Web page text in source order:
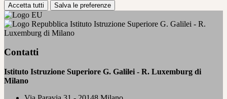
Accetta tutti Salva le preferenze
Istituto Istruzione Superiore G. Galilei - R.
Luxemburg di Milano
Contatti
Istituto Istruzione Superiore G. Galilei - R. Luxemburg di
Milano